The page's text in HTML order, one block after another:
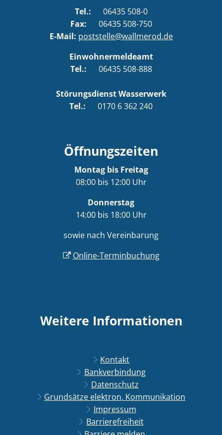
Tel.:
06435 508-0
Fax: 06435 508-750
E-Mail: poststelle@wallmerod.de
Einwohnermeldeamt
Tel.: 06435 508-888
Störungsdienst Wasserwerk
Tel.: 0170 6 362 240
Öffnungszeiten
Montag bis Freitag
08:00 bis 12:00 Uhr
Donnerstag
14:00 bis 18:00 Uhr
sowie nach Vereinbarung
Online-Terminbuchung
Weitere Informationen
Kontakt
Bankverbindung
Datenschutz
Grundsätze elektron. Kommunikation
Impressum
Barrierefreiheit